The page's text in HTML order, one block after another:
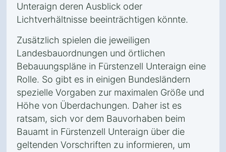
Unteraign deren Ausblick oder
Lichtverhältnisse beeinträchtigen könnte.
Zusätzlich spielen die jeweiligen
Landesbauordnungen und örtlichen
Bebauungspläne in Fürstenzell Unteraign eine
Rolle. So gibt es in einigen Bundesländern
spezielle Vorgaben zur maximalen Größe und
Höhe von Überdachungen. Daher ist es
ratsam, sich vor dem Bauvorhaben beim
Bauamt in Fürstenzell Unteraign über die
geltenden Vorschriften zu informieren, um